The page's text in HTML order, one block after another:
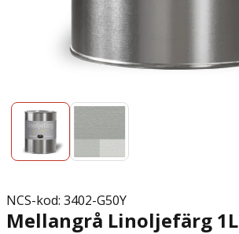
NCS-kod: 3402-G50Y
Mellangrå Linoljefärg 1L